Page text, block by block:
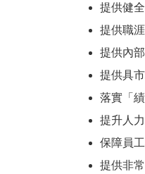
提供健
提供職
提供內
提供具
落實「
提升人
保障員
提供非